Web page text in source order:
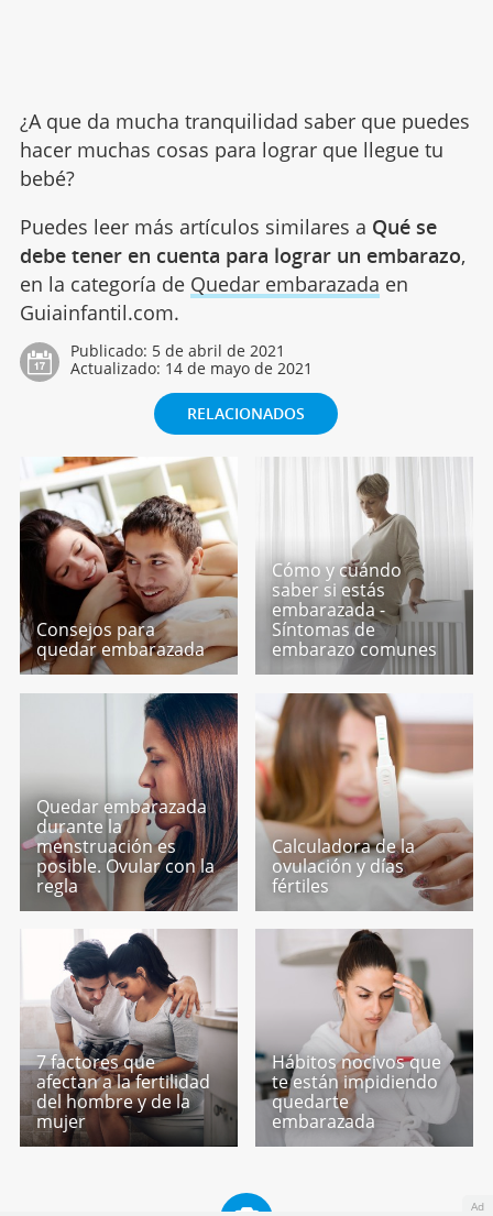
¿A que da mucha tranquilidad saber que puedes
hacer muchas cosas para lograr que llegue tu
bebé?
Puedes leer más artículos similares a Qué se
debe tener en cuenta para lograr un embarazo,
en la categoría de Quedar embarazada en
Guiainfantil.com.
Publicado: 5 de abril de 2021
Actualizado: 14 de mayo de 2021
RELACIONADOS
Consejos para
quedar embarazada
Cómo y cuándo
saber si estás
embarazada -
Síntomas de
embarazo comunes
Quedar embarazada
durante la
menstruación es
posible. Ovular con la
regla
Calculadora de la
ovulación y días
fértiles
7 factores que
afectan a la fertilidad
del hombre y de la
mujer
Hábitos nocivos que
te están impidiendo
quedarte
embarazada
Ad